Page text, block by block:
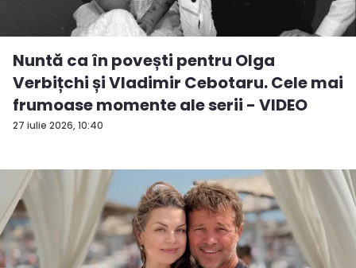
27 iulie 2026, 10:40
Nuntă ca în povești pentru Olga
Verbițchi și Vladimir Cebotaru. Cele mai
frumoase momente ale serii - VIDEO